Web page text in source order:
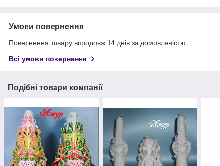
Умови повернення
Повернення товару впродовж 14 днів за домовленістю
Всі умови повернення
Подібні товари компанії